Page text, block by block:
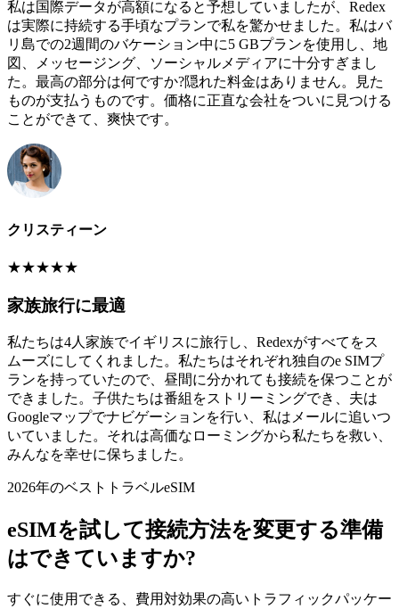
私は国際データが高額になると予想していましたが、Redex
は実際に持続する手頃なプランで私を驚かせました。私はバ
リ島での2週間のバケーション中に5 GBプランを使用し、地
図、メッセージング、ソーシャルメディアに十分すぎまし
た。最高の部分は何ですか?隠れた料金はありません。見た
ものが支払うものです。価格に正直な会社をついに見つける
ことができて、爽快です。
クリスティーン
★★★★★
家族旅行に最適
私たちは4人家族でイギリスに旅行し、Redexがすべてをス
ムーズにしてくれました。私たちはそれぞれ独自のe SIMプ
ランを持っていたので、昼間に分かれても接続を保つことが
できました。子供たちは番組をストリーミングでき、夫は
Googleマップでナビゲーションを行い、私はメールに追いつ
いていました。それは高価なローミングから私たちを救い、
みんなを幸せに保ちました。
2026年のベストトラベルeSIM
eSIMを試して接続方法を変更する準備
はできていますか?
すぐに使用できる、費用対効果の高いトラフィックパッケー